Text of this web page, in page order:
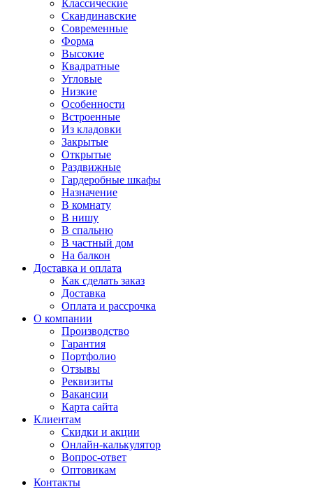
Классические
Скандинавские
Современные
Форма
Высокие
Квадратные
Угловые
Низкие
Особенности
Встроенные
Из кладовки
Закрытые
Открытые
Раздвижные
Гардеробные шкафы
Назначение
В комнату
В нишу
В спальню
В частный дом
На балкон
Доставка и оплата
Как сделать заказ
Доставка
Оплата и рассрочка
О компании
Производство
Гарантия
Портфолио
Отзывы
Реквизиты
Вакансии
Карта сайта
Клиентам
Скидки и акции
Онлайн-калькулятор
Вопрос-ответ
Оптовикам
Контакты